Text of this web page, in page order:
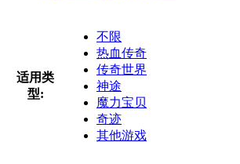
适用类
型:
不限
热血传奇
传奇世界
神途
魔力宝贝
奇迹
其他游戏